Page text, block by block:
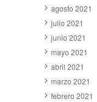
agosto 2021
julio 2021
junio 2021
mayo 2021
abril 2021
marzo 2021
febrero 2021